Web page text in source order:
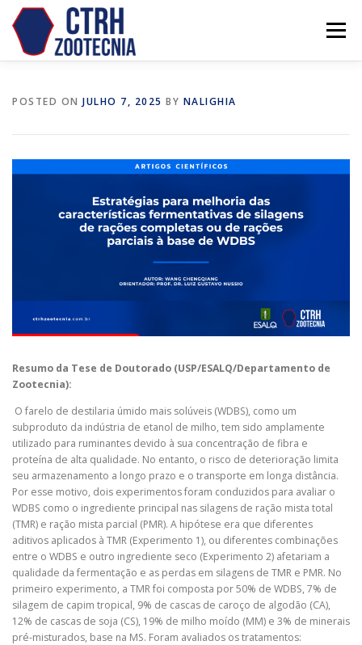
content
Menu
POSTED ON JULHO 7, 2025 BY NALIGHIA
Resumo da Tese de Doutorado (USP/ESALQ/Departamento de
Zootecnia):
O farelo de destilaria úmido mais solúveis (WDBS), como um
subproduto da indústria de etanol de milho, tem sido amplamente
utilizado para ruminantes devido à sua concentração de fibra e
proteína de alta qualidade. No entanto, o risco de deterioração limita
seu armazenamento a longo prazo e o transporte em longa distância.
Por esse motivo, dois experimentos foram conduzidos para avaliar o
WDBS como o ingrediente principal nas silagens de ração mista total
(TMR) e ração mista parcial (PMR). A hipótese era que diferentes
aditivos aplicados à TMR (Experimento 1), ou diferentes combinações
entre o WDBS e outro ingrediente seco (Experimento 2) afetariam a
qualidade da fermentação e as perdas em silagens de TMR e PMR. No
primeiro experimento, a TMR foi composta por 50% de WDBS, 7% de
silagem de capim tropical, 9% de cascas de caroço de algodão (CA),
12% de cascas de soja (CS), 19% de milho moído (MM) e 3% de minerais
pré-misturados, base na MS. Foram avaliados os tratamentos: